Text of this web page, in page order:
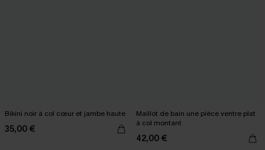
Bikini noir à col cœur et jambe haute
35,00 €
Maillot de bain une pièce ventre plat
à col montant
42,00 €